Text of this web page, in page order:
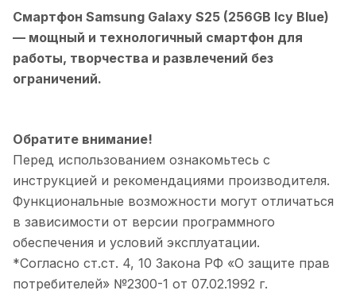
Смартфон Samsung Galaxy S25 (256GB Icy Blue)
— мощный и технологичный смартфон для
работы, творчества и развлечений без
ограничений.
Обратите внимание!
Перед использованием ознакомьтесь с
инструкцией и рекомендациями производителя.
Функциональные возможности могут отличаться
в зависимости от версии программного
обеспечения и условий эксплуатации.
*Согласно ст.ст. 4, 10 Закона РФ «О защите прав
потребителей» №2300-1 от 07.02.1992 г.